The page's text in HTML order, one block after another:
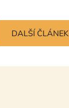
DALŠÍ ČLÁNEK